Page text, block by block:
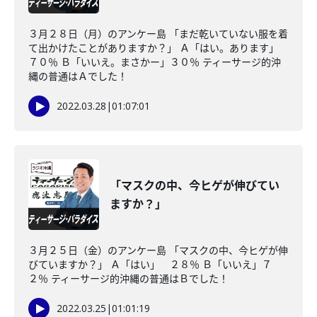
３月２８日（月）のアンケー島 「まだ乾いていない服を着
て出かけたことがありますか？」 Ａ「はい。あります」
７０％ Ｂ「いいえ。まさかー」３０％ ティーサージ的沖
縄の普通はＡでした！
2022.03.28 |01:07:01
「マスクの中、今ヒゲが伸びてい
ますか？」
３月２５日（金）のアンケー島 「マスクの中、今ヒゲが伸
びていますか？」 Ａ「はい」 ２８％ Ｂ「いいえ」７
２％ ティーサージ的沖縄の普通はＢでした！
2022.03.25 |01:01:19